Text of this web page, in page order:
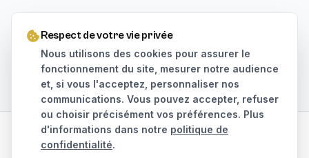
Respect de votre vie privée
Nous utilisons des cookies pour assurer le
fonctionnement du site, mesurer notre audience
et, si vous l'acceptez, personnaliser nos
communications. Vous pouvez accepter, refuser
ou choisir précisément vos préférences. Plus
d'informations dans notre politique de
confidentialité.
Notre équipe vous répond sous 24h ouvrées.
Nous contacter 01 80 90 72 49
© 2026 TDL Formation · Tous droits réservés.
Mentions légalesConfidentialité